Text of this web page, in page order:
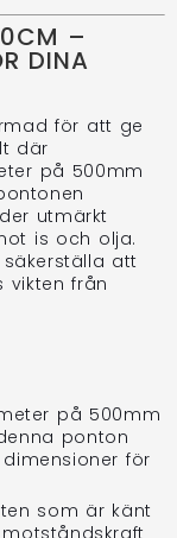
–
DINA
för att ge
där
på 500mm
utmärkt
is och olja.
att
vikten från
på 500mm
ponton
för
som är känt